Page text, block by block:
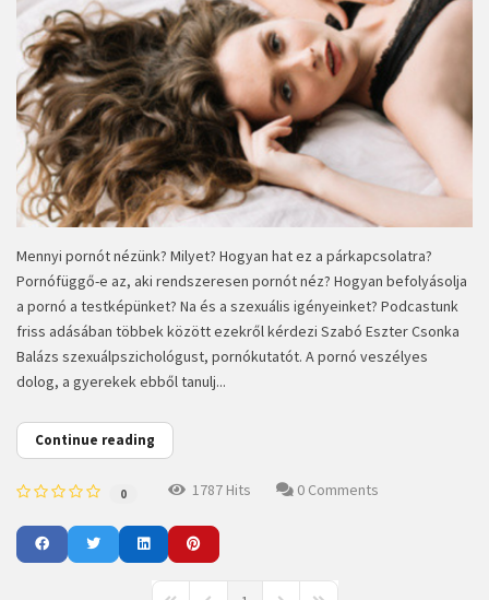
Mennyi pornót nézünk? Milyet? Hogyan hat ez a párkapcsolatra?
Pornófüggő-e az, aki rendszeresen pornót néz? Hogyan befolyásolja
a pornó a testképünket? Na és a szexuális igényeinket? Podcastunk
friss adásában többek között ezekről kérdezi Szabó Eszter Csonka
Balázs szexuálpszichológust, pornókutatót. A pornó veszélyes
dolog, a gyerekek ebből tanulj...
Continue reading
0 1787 Hits 0 Comments